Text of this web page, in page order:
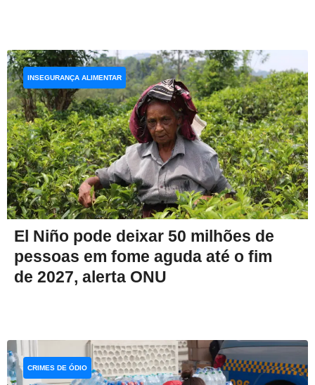
El Niño pode deixar 50 milhões de
pessoas em fome aguda até o fim
de 2027, alerta ONU
INSEGURANÇA ALIMENTAR
CRIMES DE ÓDIO